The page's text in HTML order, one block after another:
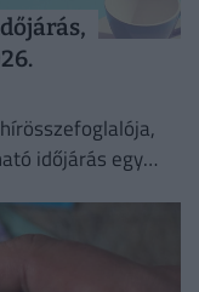
időjárás egy